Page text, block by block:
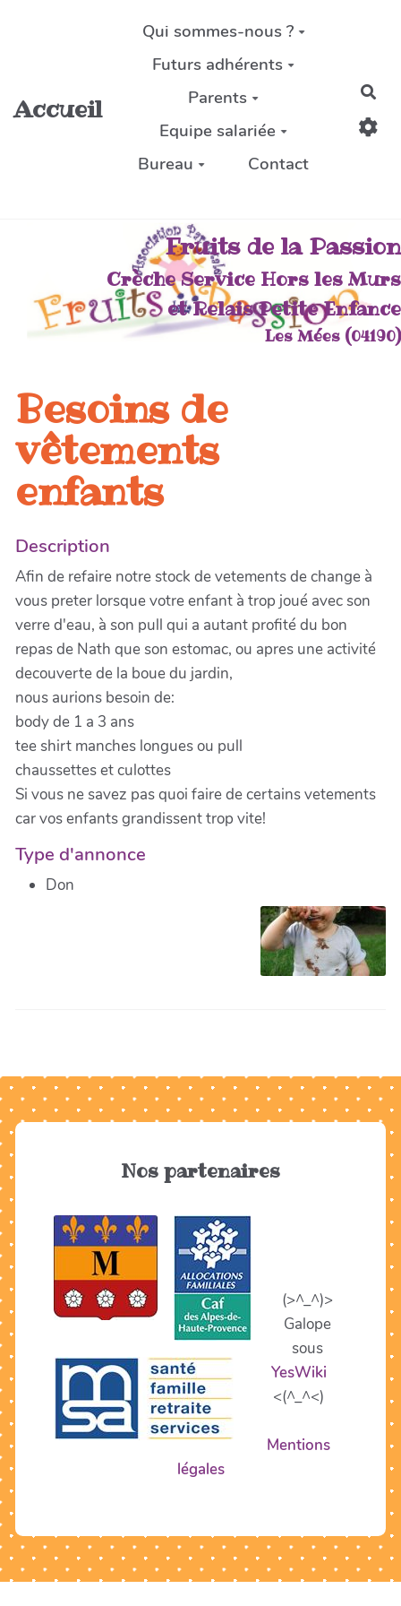
Aller au contenu principal
Accueil
Qui sommes-nous ?
Futurs adhérents
Parents
Equipe salariée
Bureau
Contact
Fruits de la Passion
Crèche Service Hors les Murs
et Relais Petite Enfance
Les Mées (04190)
Besoins de
vêtements
enfants
Description
Afin de refaire notre stock de vetements de change à
vous preter lorsque votre enfant à trop joué avec son
verre d'eau, à son pull qui a autant profité du bon
repas de Nath que son estomac, ou apres une activité
decouverte de la boue du jardin,
nous aurions besoin de:
body de 1 a 3 ans
tee shirt manches longues ou pull
chaussettes et culottes
Si vous ne savez pas quoi faire de certains vetements
car vos enfants grandissent trop vite!
Type d'annonce
Don
Nos partenaires
(>^_^)>
Galope
sous
YesWiki
<(^_^<)
Mentions
légales